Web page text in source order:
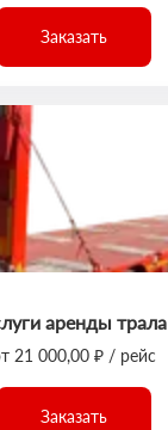
Заказать
аренды трала
21 000,00 ₽ / рейс
Заказать